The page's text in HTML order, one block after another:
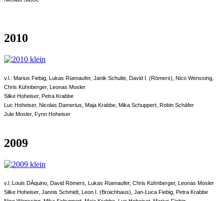
2010
v.l.: Marius Fiebig, Lukas Rüenaufer, Janik Schulte, David I. (Römers), Nico Wenssing,
Chris Kühnberger, Leonas Mosler
Silke Hoheiser, Petra Krabbe
Luc Hoheiser, Nicolas Damerius, Maja Krabbe, Mika Schuppert, Robin Schäfer
Jule Mosler, Fynn Hoheiser
2009
v.l.:Louis DÁquino, David Römers, Lukas Rüenaufer, Chris Kühnberger, Leonas Mosler
Silke Hoheiser, Jannis Schmidt, Leon I. (Broichhaus), Jan-Luca Fiebig, Petra Krabbe